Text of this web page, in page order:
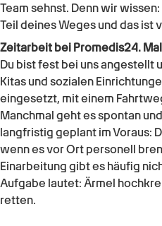
Team sehnst. Denn wir
Teil deines Weges und das ist
Zeitarbeit bei Promedis24.
Du bist fest bei uns angestellt
Kitas und sozialen
eingesetzt, mit einem
Manchmal geht es spontan
langfristig geplant im Voraus:
wenn es vor Ort personell
Einarbeitung gibt es häufig
Aufgabe lautet: Ärmel
retten.